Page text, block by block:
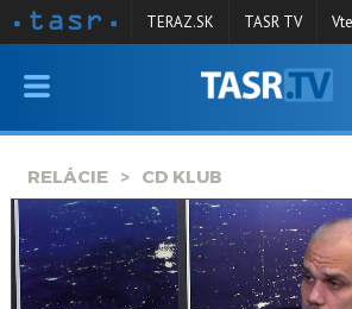
VYSIELANIE
SPRAVODAJSTVO
KONTAKT
ARCHÍV
TERAZ.SK TASR TV
RELÁCIE CD KLUB